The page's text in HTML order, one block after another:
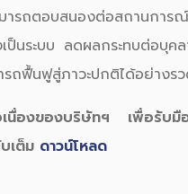
อบสนองต่อสถานการณ์
ป็นระบบ ลดผลกระทบต่อบุคล
รถฟื้นฟูสู่ภาวะปกติได้อย่างรว
เนื่องของบริษัทฯ เพื่อรับมื
เต็ม ดาวน์โหลด